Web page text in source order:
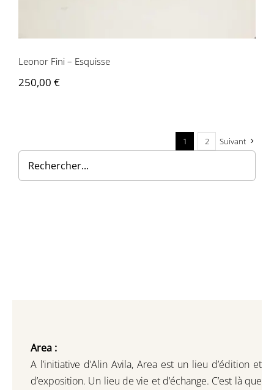
Leonor Fini – Esquisse
250,00 €
1 2 Suivant
Area :
A l’initiative d’Alin Avila, Area est un lieu d’édition et
d’exposition. Un lieu de vie et d’échange. C’est là que